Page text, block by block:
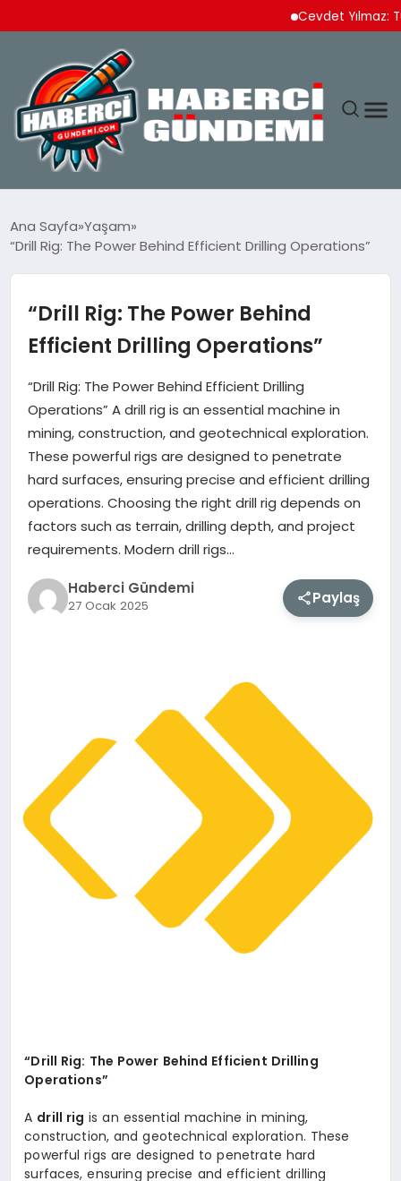
Cevdet Yılmaz:
YAŞAM
SPOR
EKONOMI
DÜNYA
MAGAZIN
EĞITIM
SAĞLIK
TEKNOLOJI
Ana Sayfa Yaşam
“Drill Rig: The Power Behind Efficient Drilling Operations”
“Drill Rig: The Power Behind
Efficient Drilling Operations”
“Drill Rig: The Power Behind Efficient Drilling
Operations” A drill rig is an essential machine in
mining, construction, and geotechnical exploration.
These powerful rigs are designed to penetrate
hard surfaces, ensuring precise and efficient drilling
operations. Choosing the right drill rig depends on
factors such as terrain, drilling depth, and project
requirements. Modern drill rigs…
Haberci Gündemi
27 Ocak 2025 Paylaş
“Drill Rig: The Power Behind Efficient Drilling
Operations”
A drill rig is an essential machine in mining,
construction, and geotechnical exploration. These
powerful rigs are designed to penetrate hard
surfaces, ensuring precise and efficient drilling